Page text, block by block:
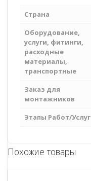
Страна
Оборудование,
услуги, фитинги,
расходные
материалы,
транспортные
Заказ для
монтажников
Этапы Работ/Услуг
Похожие товары